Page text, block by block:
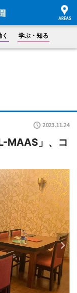
学ぶ・知る
2023.11.24
MAAS」、コ